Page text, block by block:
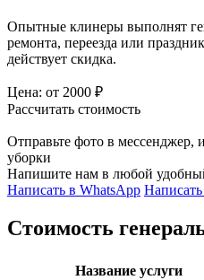
Опытные клинеры выполнят
ремонта, переезда или
действует скидка.
Цена: от 2000 ₽
Рассчитать стоимость
Отправьте фото в мессенджер,
уборки
Напишите нам в любой
Написать в WhatsApp
Стоимость
Название услуги